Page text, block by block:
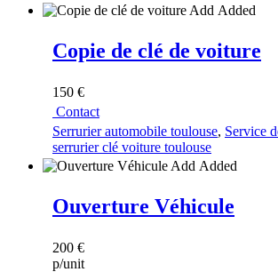
Add Added
Copie de clé de voiture
150 €
Contact
Serrurier automobile toulouse, Service
serrurier clé voiture toulouse
Add Added
Ouverture Véhicule
200 €
p/unit